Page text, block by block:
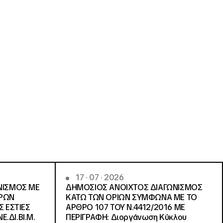
ΜΕ
ΕΣΤΙΕΣ
17 · 07 · 2026
ΔΗΜΟΣΙΟΣ ΑΝΟΙΧΤΟΣ ΔΙΑΓΩΝΙΣΜΟΣ
ΚΑΤΩ ΤΩΝ ΟΡΙΩΝ ΣΥΜΦΩΝΑ ΜΕ ΤΟ
ΑΡΘΡΟ 107 ΤΟΥ Ν.4412/2016 ΜΕ
ΠΕΡΙΓΡΑΦΗ: Διοργάνωση Κύκλου